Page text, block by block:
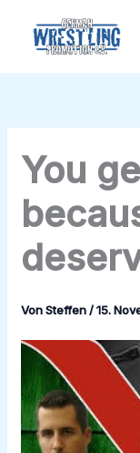
springen
You
VonSteffen/15.